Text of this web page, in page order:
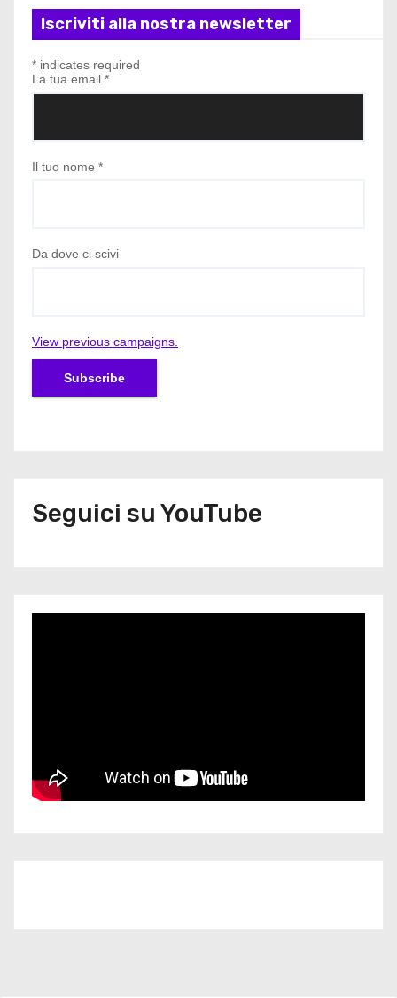
Iscriviti alla nostra newsletter
* indicates required
La tua email *
Il tuo nome *
Da dove ci scivi
View previous campaigns.
Seguici su YouTube